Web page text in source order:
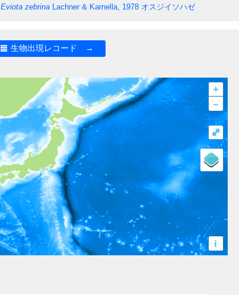
Eviota zebrina Lachner & Karnella, 1978 オスジイソハゼ
生物出現レコード →
+
–
i
⤢